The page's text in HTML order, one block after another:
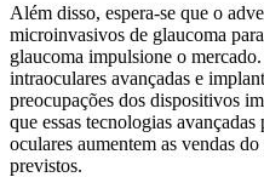
Além disso, espera-se que o
microinvasivos de glaucoma
glaucoma impulsione o
intraoculares avançadas e
preocupações dos dispositivos
que essas tecnologias
oculares aumentem as vendas
previstos.